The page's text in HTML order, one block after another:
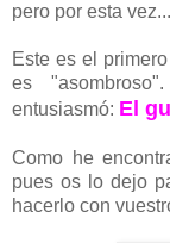
pero por esta
Este es el
es
entusiasmó: El
Como he
pues os lo dejo
hacerlo con